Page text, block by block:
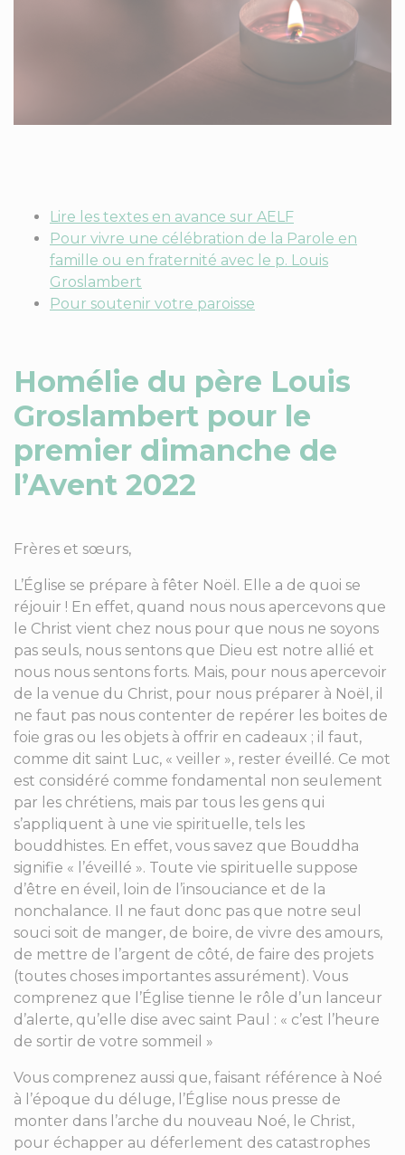
Lire les textes en avance sur AELF
Pour vivre une célébration de la Parole en
famille ou en fraternité avec le p. Louis
Groslambert
Pour soutenir votre paroisse
Homélie du père Louis
Groslambert pour le
premier dimanche de
l’Avent 2022
Frères et sœurs,
L’Église se prépare à fêter Noël. Elle a de quoi se
réjouir ! En effet, quand nous nous apercevons que
le Christ vient chez nous pour que nous ne soyons
pas seuls, nous sentons que Dieu est notre allié et
nous nous sentons forts. Mais, pour nous apercevoir
de la venue du Christ, pour nous préparer à Noël, il
ne faut pas nous contenter de repérer les boites de
foie gras ou les objets à offrir en cadeaux ; il faut,
comme dit saint Luc, « veiller », rester éveillé. Ce mot
est considéré comme fondamental non seulement
par les chrétiens, mais par tous les gens qui
s’appliquent à une vie spirituelle, tels les
bouddhistes. En effet, vous savez que Bouddha
signifie « l’éveillé ». Toute vie spirituelle suppose
d’être en éveil, loin de l’insouciance et de la
nonchalance. Il ne faut donc pas que notre seul
souci soit de manger, de boire, de vivre des amours,
de mettre de l’argent de côté, de faire des projets
(toutes choses importantes assurément). Vous
comprenez que l’Église tienne le rôle d’un lanceur
d’alerte, qu’elle dise avec saint Paul : « c’est l’heure
de sortir de votre sommeil »
Vous comprenez aussi que, faisant référence à Noé
à l’époque du déluge, l’Église nous presse de
monter dans l’arche du nouveau Noé, le Christ,
pour échapper au déferlement des catastrophes